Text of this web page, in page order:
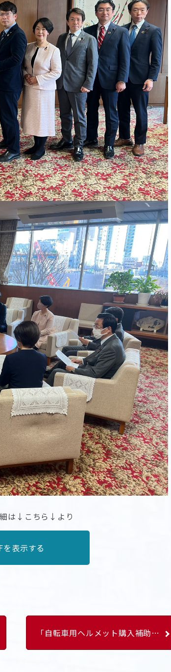
は↓こちら↓より
を表示する
「自転車用ヘルメット購入補助」実施を求める緊急要望